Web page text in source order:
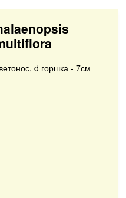
d горшка - 7см